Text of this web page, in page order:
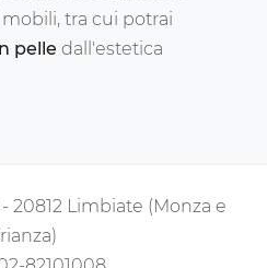
tra cui potrai
pelle dall'estetica
20812 Limbiate (Monza e